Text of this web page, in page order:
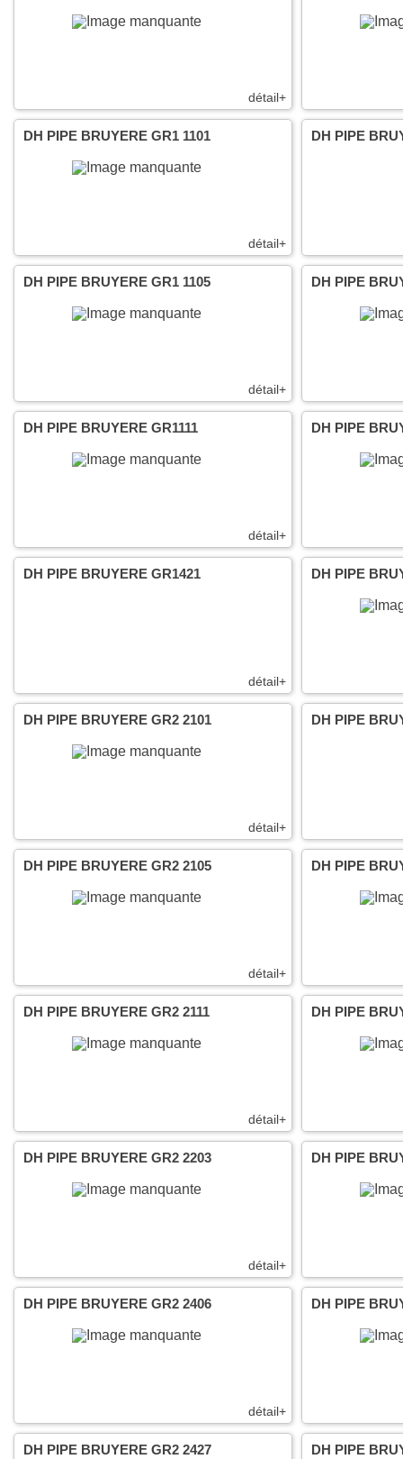
détail+
détail+
DH PIPE BRUYERE GR1 1101 DH PIPE
détail+
DH PIPE BRUYERE GR1 1105 DH PIPE
détail+
DH PIPE BRUYERE GR1111 DH PIPE
détail+
DH PIPE BRUYERE GR1421 DH PIPE
détail+
DH PIPE BRUYERE GR2 2101 DH PIPE
détail+
DH PIPE BRUYERE GR2 2105 DH PIPE
détail+
DH PIPE BRUYERE GR2 2111 DH PIPE
détail+
DH PIPE BRUYERE GR2 2203 DH PIPE
détail+
DH PIPE BRUYERE GR2 2406 DH PIPE
DH PIPE BRUYERE GR2 2427 DH PIPE